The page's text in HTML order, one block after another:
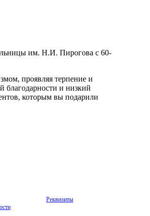
им. Н.И. Пирогова с 60-
проявляя терпение и
благодарности и низкий
которым вы подарили
Реквизиты